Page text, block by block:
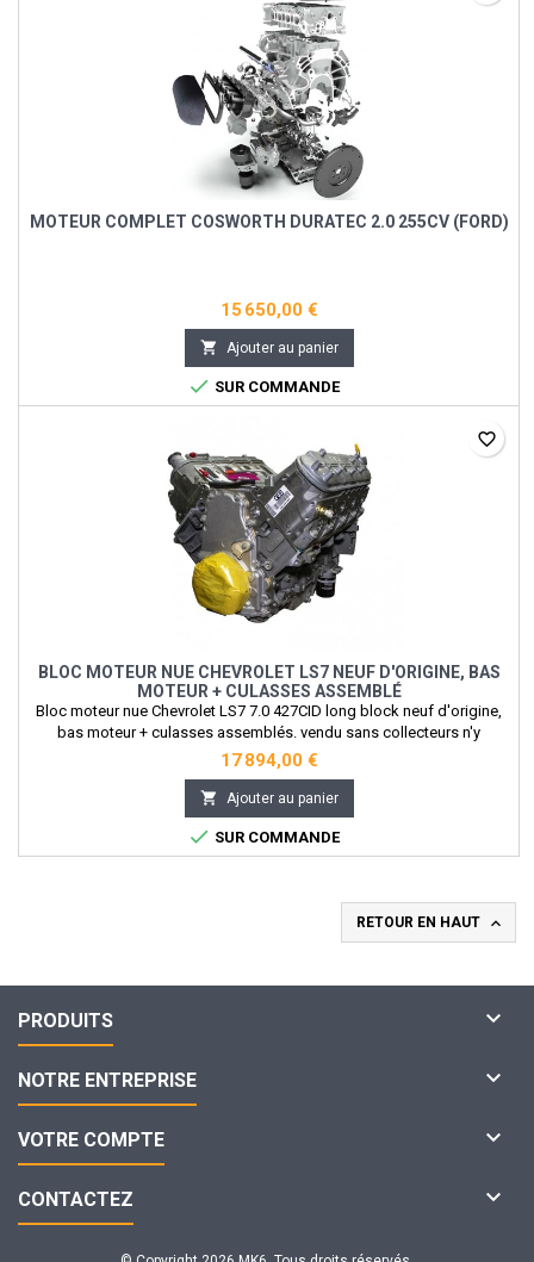
MOTEUR COMPLET COSWORTH DURATEC 2.0 255CV (FORD)
15 650,00 €
 Ajouter au panier
 SUR COMMANDE
BLOC MOTEUR NUE CHEVROLET LS7 NEUF D'ORIGINE, BAS
MOTEUR + CULASSES ASSEMBLÉ
Bloc moteur nue Chevrolet LS7 7.0 427CID long block neuf d'origine,
bas moteur + culasses assemblés. vendu sans collecteurs n'y
accessoire.
17 894,00 €
 Ajouter au panier
 SUR COMMANDE
favorite_border
RETOUR EN HAUT 
PRODUITS 
NOTRE ENTREPRISE 
VOTRE COMPTE 
CONTACTEZ 